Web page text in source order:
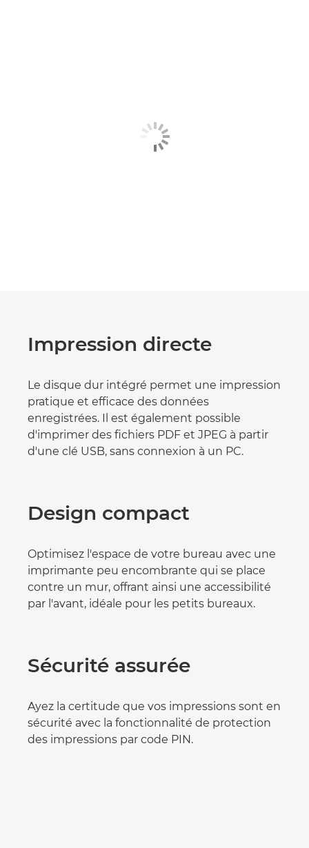
Impression directe
Le disque dur intégré permet une impression
pratique et efficace des données
enregistrées. Il est également possible
d'imprimer des fichiers PDF et JPEG à partir
d'une clé USB, sans connexion à un PC.
Design compact
Optimisez l'espace de votre bureau avec une
imprimante peu encombrante qui se place
contre un mur, offrant ainsi une accessibilité
par l'avant, idéale pour les petits bureaux.
Sécurité assurée
Ayez la certitude que vos impressions sont en
sécurité avec la fonctionnalité de protection
des impressions par code PIN.